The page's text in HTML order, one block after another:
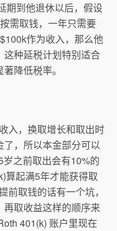
期到他退休以后，假设
需取钱，一年只需要
作为收入，那么他
种延税计划特别适合
降低税率。
入，换取增长和取出时
，所以本金部分可以
之前取出会有10%的
算起满5年才能获得取
前取钱的话有一个坑，
取收益这样的顺序来
401(k) 账户里现在